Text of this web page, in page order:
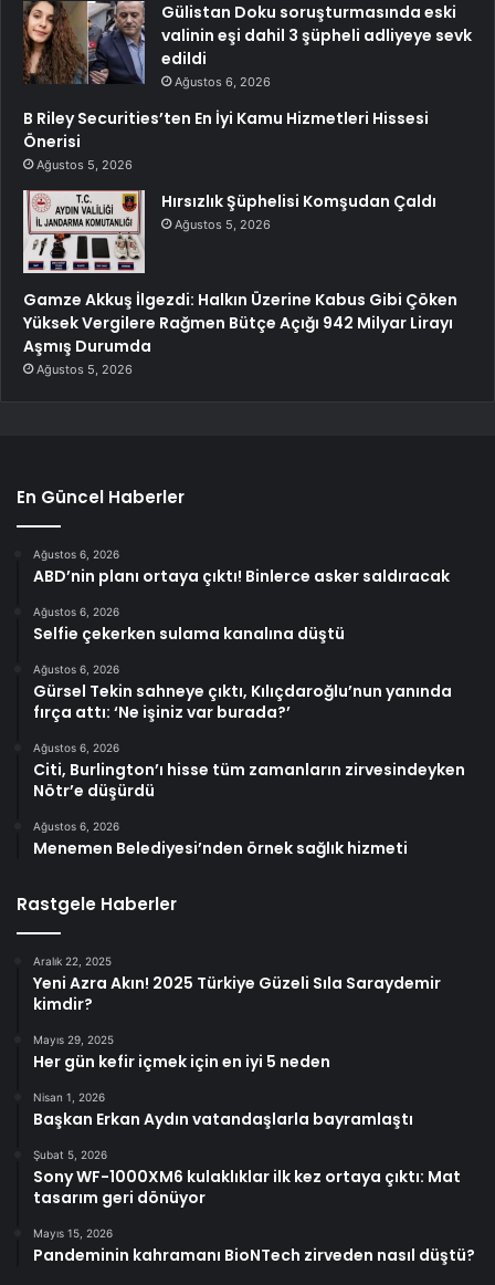
Gülistan Doku soruşturmasında eski
valinin eşi dahil 3 şüpheli adliyeye sevk
edildi
Ağustos 6, 2026
B Riley Securities’ten En İyi Kamu Hizmetleri Hissesi
Önerisi
Ağustos 5, 2026
Hırsızlık Şüphelisi Komşudan Çaldı
Ağustos 5, 2026
Gamze Akkuş İlgezdi: Halkın Üzerine Kabus Gibi Çöken
Yüksek Vergilere Rağmen Bütçe Açığı 942 Milyar Lirayı
Aşmış Durumda
Ağustos 5, 2026
En Güncel Haberler
Ağustos 6, 2026
ABD’nin planı ortaya çıktı! Binlerce asker saldıracak
Ağustos 6, 2026
Selfie çekerken sulama kanalına düştü
Ağustos 6, 2026
Gürsel Tekin sahneye çıktı, Kılıçdaroğlu’nun yanında
fırça attı: ‘Ne işiniz var burada?’
Ağustos 6, 2026
Citi, Burlington’ı hisse tüm zamanların zirvesindeyken
Nötr’e düşürdü
Ağustos 6, 2026
Menemen Belediyesi’nden örnek sağlık hizmeti
Rastgele Haberler
Aralık 22, 2025
Yeni Azra Akın! 2025 Türkiye Güzeli Sıla Saraydemir
kimdir?
Mayıs 29, 2025
Her gün kefir içmek için en iyi 5 neden
Nisan 1, 2026
Başkan Erkan Aydın vatandaşlarla bayramlaştı
Şubat 5, 2026
Sony WF-1000XM6 kulaklıklar ilk kez ortaya çıktı: Mat
tasarım geri dönüyor
Mayıs 15, 2026
Pandeminin kahramanı BioNTech zirveden nasıl düştü?